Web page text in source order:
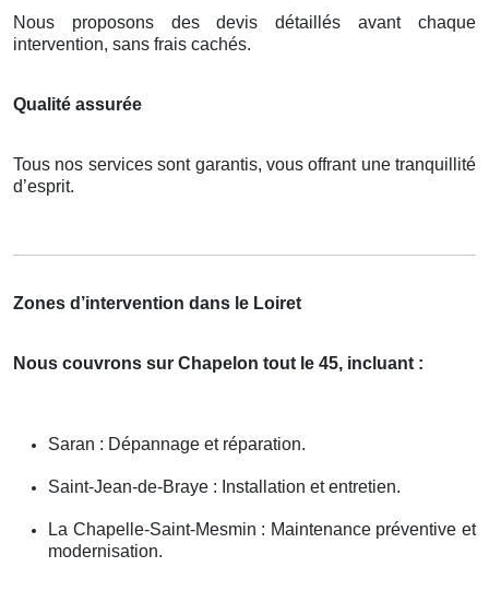
Nous proposons des devis détaillés avant chaque
intervention, sans frais cachés.
Qualité assurée
Tous nos services sont garantis, vous offrant une tranquillité
d’esprit.
Zones d’intervention dans le Loiret
Nous couvrons sur Chapelon tout le 45, incluant :
Saran : Dépannage et réparation.
Saint-Jean-de-Braye : Installation et entretien.
La Chapelle-Saint-Mesmin : Maintenance préventive et
modernisation.